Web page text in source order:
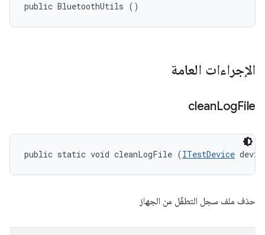
public BluetoothUtils ()
الإجراءات العامة
cleanLogFile
public static void cleanLogFile (ITestDevice
حذف ملف سجل التطفّل من الجهاز